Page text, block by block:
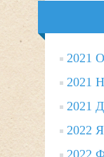
2021
2021
2021
2022
2022